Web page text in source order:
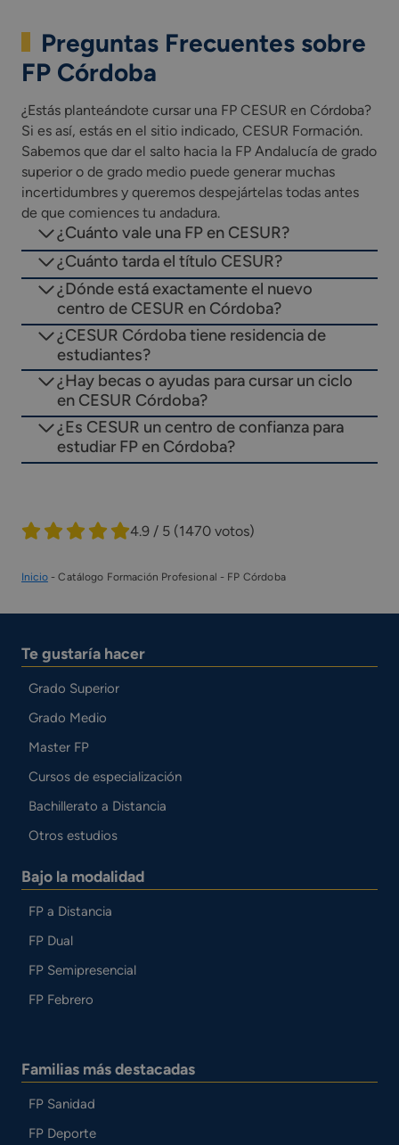
Preguntas Frecuentes sobre
FP Córdoba
¿Estás planteándote cursar una FP CESUR en Córdoba?
Si es así, estás en el sitio indicado, CESUR Formación.
Sabemos que dar el salto hacia la FP Andalucía de grado
superior o de grado medio puede generar muchas
incertidumbres y queremos despejártelas todas antes
de que comiences tu andadura.
¿Cuánto vale una FP en CESUR?
¿Cuánto tarda el título CESUR?
¿Dónde está exactamente el nuevo
centro de CESUR en Córdoba?
¿CESUR Córdoba tiene residencia de
estudiantes?
¿Hay becas o ayudas para cursar un ciclo
en CESUR Córdoba?
¿Es CESUR un centro de confianza para
estudiar FP en Córdoba?
4.9 / 5 (1470 votos)
Inicio-Catálogo Formación Profesional - FP Córdoba
Te gustaría hacer
Grado Superior
Grado Medio
Master FP
Cursos de especialización
Bachillerato a Distancia
Otros estudios
Bajo la modalidad
FP a Distancia
FP Dual
FP Semipresencial
FP Febrero
Familias más destacadas
FP Sanidad
FP Deporte